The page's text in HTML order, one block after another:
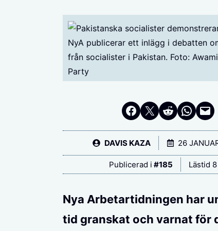
NyA publicerar ett inlägg i debatten
från socialister i Pakistan. Foto:
Party
Dela på Facebook
Dela på Twitter
Dela på Reddit
Dela iMaila en länk
DAVIS KAZA 26
Publicerad i #185 Lästid
Nya Arbetartidningen har
tid granskat och varnat för